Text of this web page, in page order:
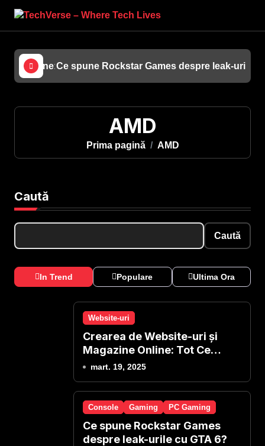
conținut
Online: Tot Ce Presupune și Oferim Noi
Ce spune Rockstar Games despre leak-urile
AMD
Prima pagină AMD
Caută
Caută
In Trend Populare Ultima Ora
Website-uri
Crearea de Website-uri și
Magazine Online: Tot Ce
Presupune și Oferim Noi
mart. 19, 2025
Console Gaming PC Gaming
Ce spune Rockstar Games
despre leak-urile cu GTA 6?